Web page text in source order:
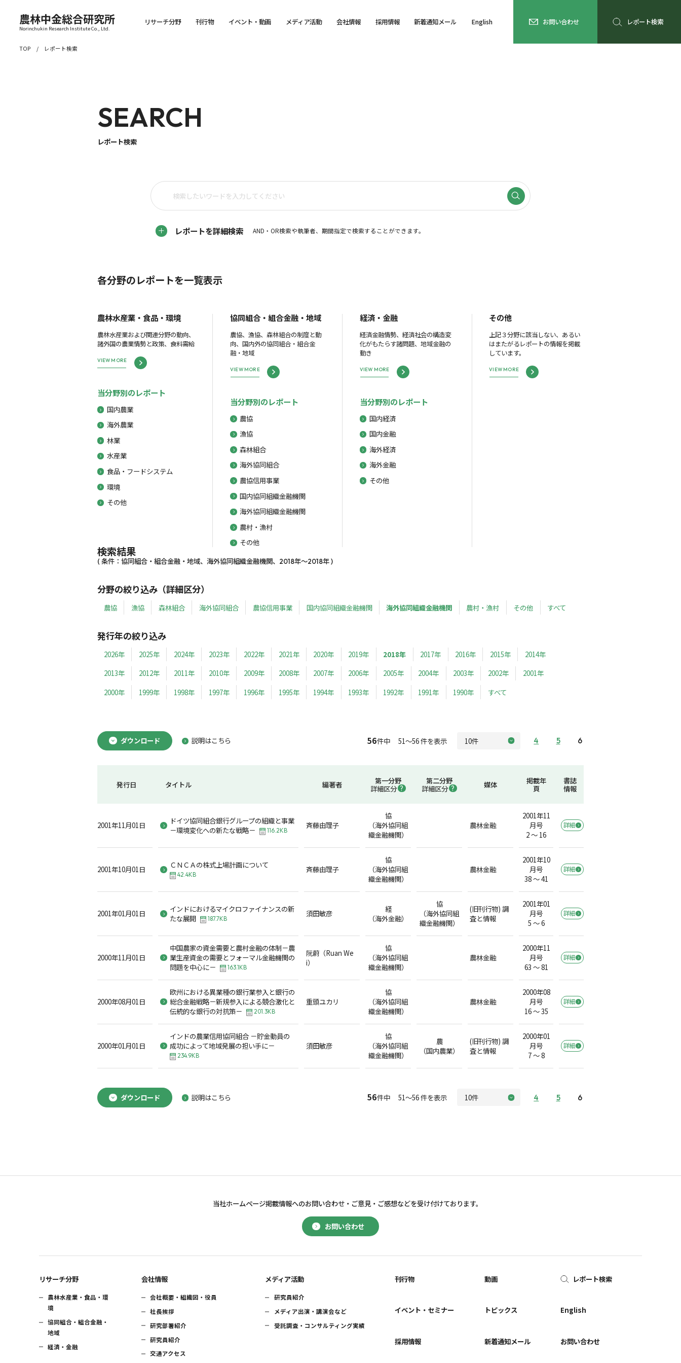
農林中金総合研究所
Norinchukin Research Institute Co., Ltd.
リサーチ分野 刊行物 イベント・動画 メディア活動 会社情報 採用情報 新着通知メール English お問い合わせ レポート検索
TOP レポート検索
SEARCH
レポート検索
レポートを詳細検索 AND・OR検索や執筆者、期間指定で検索することができます。
各分野のレポートを一覧表示
農林水産業・食品・環境
農林水産業および関連分野の動向、
諸外国の農業情勢と政策、食料需給
VIEW MORE
当分野別のレポート
国内農業
海外農業
林業
水産業
食品・フードシステム
環境
その他
協同組合・組合金融・地域
農協、漁協、森林組合の制度と動
向、国内外の協同組合・組合金
融・地域
VIEW MORE
当分野別のレポート
農協
漁協
森林組合
海外協同組合
農協信用事業
国内協同組織金融機関
海外協同組織金融機関
農村・漁村
その他
経済・金融
経済金融情勢、経済社会の構造変
化がもたらす諸問題、地域金融の
動き
VIEW MORE
当分野別のレポート
国内経済
国内金融
海外経済
海外金融
その他
その他
上記３分野に該当しない、あるい
はまたがるレポートの情報を掲載
しています。
VIEW MORE
検索結果
( 条件：協同組合・組合金融・地域、海外協同組織金融機関、2018年～2018年 )
分野の絞り込み（詳細区分）
農協 漁協 森林組合 海外協同組合 農協信用事業 国内協同組織金融機関 海外協同組織金融機関 農村・漁村 その他 すべて
発行年の絞り込み
2026年 2025年 2024年 2023年 2022年 2021年 2020年 2019年 2018年 2017年 2016年 2015年
2014年
2013年
2012年 2011年 2010年 2009年 2008年 2007年 2006年 2005年 2004年 2003年 2002年
2001年
2000年
1999年 1998年 1997年 1996年 1995年 1994年 1993年 1992年 1991年 1990年 すべて
ダウンロード 説明はこちら 56件中 51～56 件を表示 4 5 6
発行日 タイトル 編著者
第一分野
詳細区分
第二分野
詳細区分
媒体
掲載年
頁
書誌
情報
2001年11月01日
ドイツ協同組合銀行グループの組織と事業
－環境変化への新たな戦略－
116.2KB
斉藤由理子
協
（海外協同組
織金融機関）
農林金融
2001年11
月号
2 ～ 16
詳細
2001年10月01日 ＣＮＣＡの株式上場計画について
42.4KB
斉藤由理子
協
（海外協同組
織金融機関）
農林金融
2001年10
月号
38 ～ 41
詳細
2001年01月01日
インドにおけるマイクロファイナンスの新
たな展開
187.7KB
須田敏彦
経
（海外金融）
協
（海外協同組
織金融機関）
(旧刊行物) 調
査と情報
2001年01
月号
5 ～ 6
詳細
2000年11月01日
中国農家の資金需要と農村金融の体制－農
業生産資金の需要とフォーマル金融機関の
問題を中心に－
163.1KB
阮蔚（Ruan We
i）
協
（海外協同組
織金融機関）
農林金融
2000年11
月号
63 ～ 81
詳細
2000年08月01日
欧州における異業種の銀行業参入と銀行の
総合金融戦略－新規参入による競合激化と
伝統的な銀行の対抗策－
201.3KB
重頭ユカリ
協
（海外協同組
織金融機関）
農林金融
2000年08
月号
16 ～ 35
詳細
2000年01月01日
インドの農業信用協同組合 －貯金動員の
成功によって地域発展の担い手に－
234.9KB
須田敏彦
協
（海外協同組
織金融機関）
農
（国内農業）
(旧刊行物) 調
査と情報
2000年01
月号
7 ～ 8
詳細
ダウンロード 説明はこちら 56件中 51～56 件を表示 4 5 6
お問い合わせ
当社ホームページ掲載情報へのお問い合わせ・ ご意見・ご感想などを受け付けております。
リサーチ分野
農林水産業・食品・環
境
協同組合・組合金融・
地域
経済・金融
会社情報
会社概要・組織図・役員
社長挨拶
研究部署紹介
研究員紹介
交通アクセス
メディア活動
研究員紹介
メディア出演・講演会など
受託調査・コンサルティング実績
刊行物
イベント・セミナー
採用情報
動画
トピックス
新着通知メール
レポート検索
English
お問い合わせ